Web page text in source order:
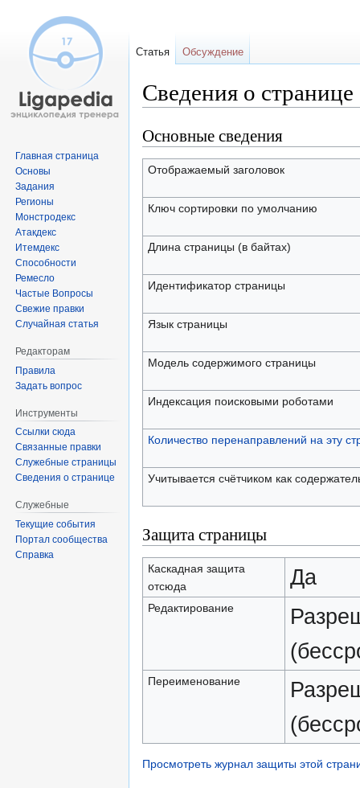
Сведения о
Перейти
к
навигации
Перейти
к
поиску
Основные сведения
Отображаемый заголовок
Ключ сортировки по умолчанию
Длина страницы (в байтах)
Идентификатор страницы
Язык страницы
Модель содержимого страницы
Индексация поисковыми роботами
Количество перенаправлений на эту
Учитывается счётчиком как
Защита страницы
Каскадная защита
отсюда
Да
Редактирование
Переименование
Просмотреть журнал защиты этой
Статья Обсуждение
Главная страница
Основы
Задания
Регионы
Монстродекс
Атакдекс
Итемдекс
Способности
Ремесло
Частые Вопросы
Свежие правки
Случайная статья
Редакторам
Правила
Задать вопрос
Инструменты
Ссылки сюда
Связанные правки
Служебные страницы
Сведения о странице
Служебные
Текущие события
Портал сообщества
Справка